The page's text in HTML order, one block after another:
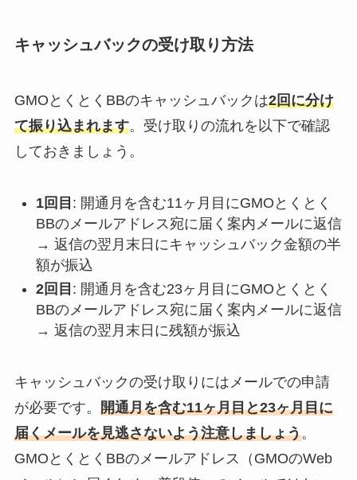
キャッシュバックの受け取り方法
GMOとくとくBBのキャッシュバックは2回に分け
て振り込まれます。受け取りの流れを以下で確認
しておきましょう。
1回目 : 開通月を含む11ヶ月目にGMOとくとく
BBのメールアドレス宛に届く案内メールに返信
→ 返信の翌月末日にキャッシュバック金額の半
額が振込
2回目 : 開通月を含む23ヶ月目にGMOとくとく
BBのメールアドレス宛に届く案内メールに返信
→ 返信の翌月末日に残額が振込
キャッシュバックの受け取りにはメールでの申請
が必要です。 開通月を含む11ヶ月目と23ヶ月目に
届くメールを見逃さないよう注意しましょう。
GMOとくとくBBのメールアドレス（GMOのWeb